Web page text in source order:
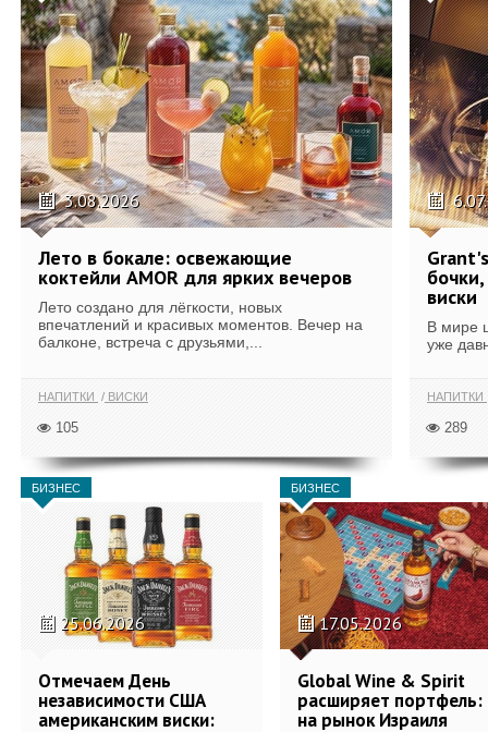
3.08.2026
Лето в бокале: освежающие
коктейли AMOR для ярких вечеров
Лето создано для лёгкости, новых
впечатлений и красивых моментов. Вечер на
балконе, встреча с друзьями,...
НАПИТКИ ВИСКИ
105
виски
В мире
уже
НАПИТКИ
289
БИЗНЕС
25.06.2026
Отмечаем День
независимости США
американским виски:
БИЗНЕС
17.05.2026
Global Wine & Spirit
расширяет портфель:
на рынок Израиля